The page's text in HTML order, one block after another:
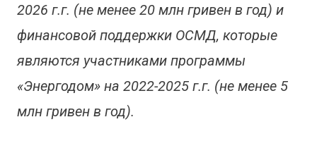
2026 г.г. (не менее 20 млн гривен в год) и
финансовой поддержки ОСМД, которые
являются участниками программы
«Энергодом» на 2022-2025 г.г. (не менее 5
млн гривен в год).